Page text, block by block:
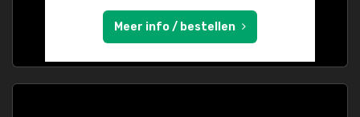
Meer info / bestellen